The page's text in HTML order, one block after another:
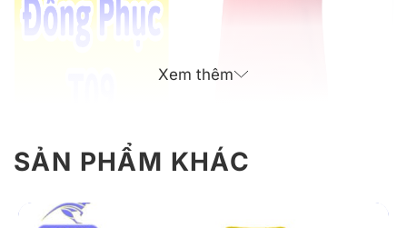
Xem thêm
SẢN PHẨM KHÁC